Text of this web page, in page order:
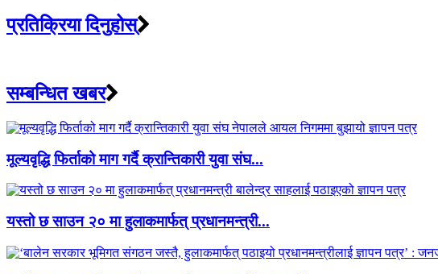
प्रतिक्रिया दिनुहोस्
सम्बन्धित खबर
मूल्यवृद्धि फिर्ताको माग गर्दै क्रान्तिकारी युवा संघ...
यस्तो छ साउन २० मा हुलाकमार्फत् प्रधानमन्त्री...